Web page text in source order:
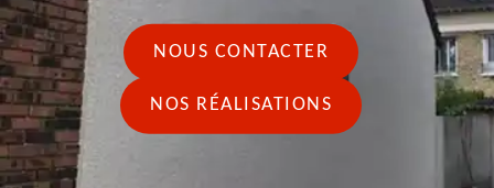
NOUS CONTACTER
NOS RÉALISATIONS